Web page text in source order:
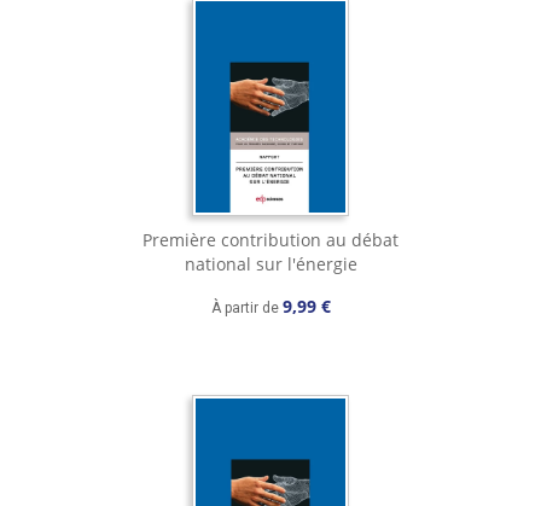
Première contribution au débat
national sur l'énergie
À partir de 9,99 €